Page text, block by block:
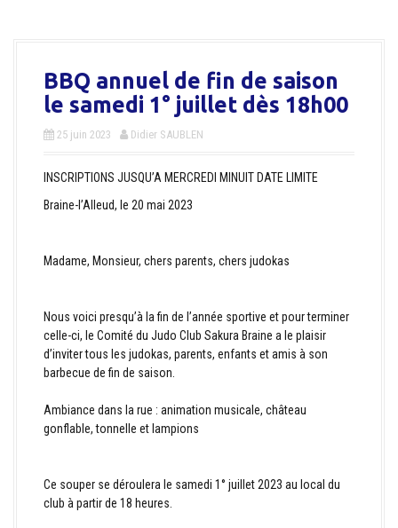
BBQ annuel de fin de saison
le samedi 1° juillet dès 18h00
25 juin 2023 Didier SAUBLEN
INSCRIPTIONS JUSQU’A MERCREDI MINUIT DATE LIMITE
Braine-l’Alleud, le 20 mai 2023
Madame, Monsieur, chers parents, chers judokas
Nous voici presqu’à la fin de l’année sportive et pour terminer
celle-ci, le Comité du Judo Club Sakura Braine a le plaisir
d’inviter tous les judokas, parents, enfants et amis à son
barbecue de fin de saison.
Ambiance dans la rue : animation musicale, château
gonflable, tonnelle et lampions
Ce souper se déroulera le samedi 1° juillet 2023 au local du
club à partir de 18 heures.